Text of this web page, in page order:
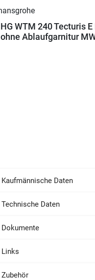
HG WTM 240 Tecturis
ohne Ablaufgarnitur
Kaufmännische Daten
Technische Daten
Dokumente
Links
Zubehör